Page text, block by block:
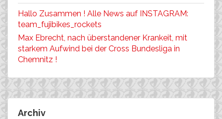
Hallo Zusammen ! Alle News auf INSTAGRAM:
team_fujibikes_rockets
Max Ebrecht, nach überstandener Krankeit, mit
starkem Aufwind bei der Cross Bundesliga in
Chemnitz !
Archiv